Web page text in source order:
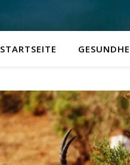
STARTSEITE